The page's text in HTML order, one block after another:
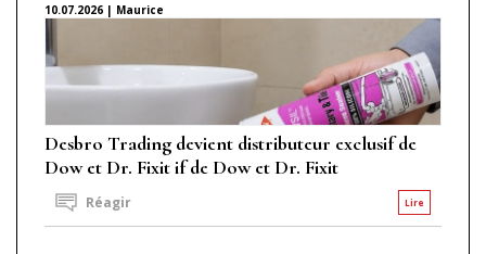
10.07.2026 | Maurice
Desbro Trading devient distributeur exclusif de
Dow et Dr. Fixit if de Dow et Dr. Fixit
Lire
Réagir